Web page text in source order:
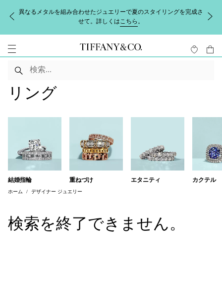
異なるメタルを組み合わせたジュエリーで夏のスタイリングを完成さ
せて。詳しくはこちら 。
リング
結婚指輪 重ねづけ エタニティ カクテル
ホーム デザイナー ジュエリー
検索を終了できません。